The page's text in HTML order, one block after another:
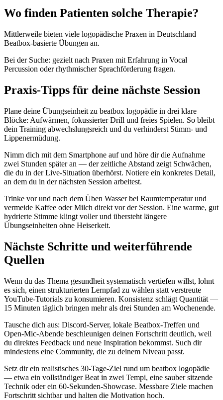
Wo finden Patienten solche Therapie?
Mittlerweile bieten viele logopädische Praxen in Deutschland
Beatbox-basierte Übungen an.
Bei der Suche: gezielt nach Praxen mit Erfahrung in Vocal
Percussion oder rhythmischer Sprachförderung fragen.
Praxis-Tipps für deine nächste Session
Plane deine Übungseinheit zu beatbox logopädie in drei klare
Blöcke: Aufwärmen, fokussierter Drill und freies Spielen. So bleibt
dein Training abwechslungsreich und du verhinderst Stimm- und
Lippenermüdung.
Nimm dich mit dem Smartphone auf und höre dir die Aufnahme
zwei Stunden später an — der zeitliche Abstand zeigt Schwächen,
die du in der Live-Situation überhörst. Notiere ein konkretes Detail,
an dem du in der nächsten Session arbeitest.
Trinke vor und nach dem Üben Wasser bei Raumtemperatur und
vermeide Kaffee oder Milch direkt vor der Session. Eine warme, gut
hydrierte Stimme klingt voller und übersteht längere
Übungseinheiten ohne Heiserkeit.
Nächste Schritte und weiterführende
Quellen
Wenn du das Thema gesundheit systematisch vertiefen willst, lohnt
es sich, einen strukturierten Lernpfad zu wählen statt verstreute
YouTube-Tutorials zu konsumieren. Konsistenz schlägt Quantität —
15 Minuten täglich bringen mehr als drei Stunden am Wochenende.
Tausche dich aus: Discord-Server, lokale Beatbox-Treffen und
Open-Mic-Abende beschleunigen deinen Fortschritt deutlich, weil
du direktes Feedback und neue Inspiration bekommst. Such dir
mindestens eine Community, die zu deinem Niveau passt.
Setz dir ein realistisches 30-Tage-Ziel rund um beatbox logopädie
— etwa ein vollständiger Beat in zwei Tempi, eine sauber sitzende
Technik oder ein 60-Sekunden-Showcase. Messbare Ziele machen
Fortschritt sichtbar und halten die Motivation hoch.